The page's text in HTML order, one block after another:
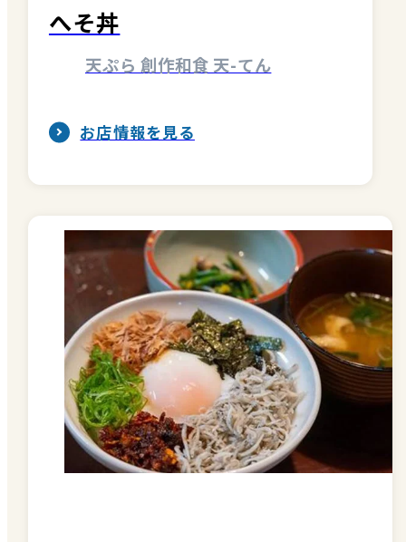
へそ丼
天ぷら 創作和食 天-てん
お店情報を見る